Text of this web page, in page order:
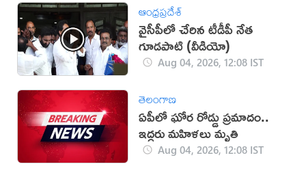
ఆంధ్రప్రదేశ్
వైసీపీలో చేరిన టీడీపీ నేత
గూడ‌పాటి (వీడియో)
Aug 04, 2026, 12:08 IST
తెలంగాణ
ఏపీలో ఘోర రోడ్డు ప్రమాదం..
ఇద్దరు మహిళలు మృతి
Aug 04, 2026, 12:08 IST